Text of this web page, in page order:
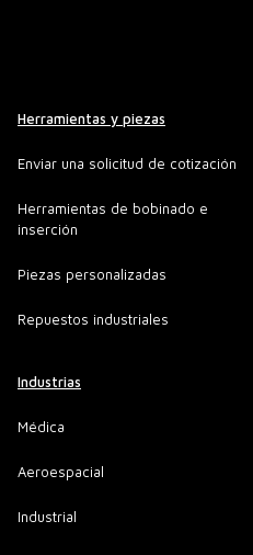
Herramientas y piezas
Enviar una solicitud de cotización
Herramientas de bobinado e
inserción
Piezas personalizadas
Repuestos industriales
Industrias
Médica
Aeroespacial
Industrial